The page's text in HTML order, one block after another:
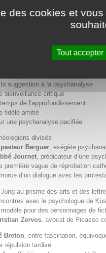
restreint aux études
psychanalystes « suspects » de
, ou la naissance d’un
premières « Jung-Frauen »
la suggestion à la psychanalyse
bienveillance critique
de l’approfondissement
fidèle amitié
une psychanalyse pacifiée
divisés
pasteur Berguer, exégète
Journet, prédicateur d’une
première vague de réprobation
d’un dialogue avec les
au prisme des arts et des
avec le psychologue de
pour des personnages de
Zervos , avocat de Picasso
Breton , entre fascination,
répulsion tardive
des cookies et
Tout accepter